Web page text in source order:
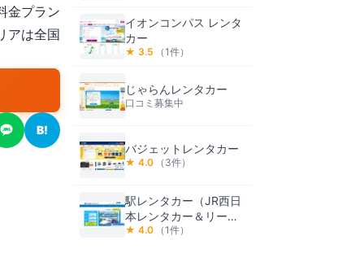
金プラン
アは全国
B!
イオンコンパス レンタ
カー
★ 3.5 （1件）
じゃらんレンタカー
口コミ募集中
バジェットレンタカー
★ 4.0 （ 3件）
駅レンタカー（JR西日
本レンタカー＆リース
株式会社）
★ 4.0 （1件）